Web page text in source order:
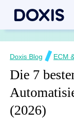
Doxis Blog ECM
Die 7
(2026)